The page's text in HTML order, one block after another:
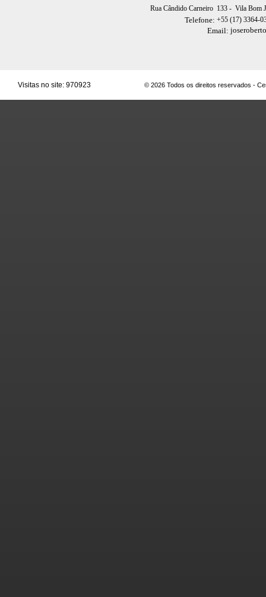
Rua Cândido Carneiro 133 - Vila Bom
Telefone: +55 (17) 3364-
Email:
Visitas no site: 970923 © 2026 Todos os direitos reservados -